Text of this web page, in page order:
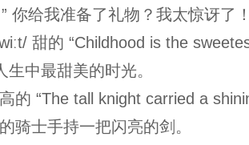
你给我准备了礼物？我太惊讶了
甜的 “Childhood is the
生中最甜美的时光。
的 “The tall knight carried a
骑士手持一把闪亮的剑。